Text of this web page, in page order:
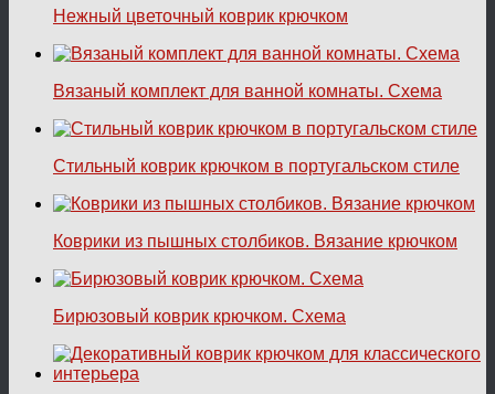
Нежный цветочный коврик крючком
Вязаный комплект для ванной комнаты. Схема
Стильный коврик крючком в португальском стиле
Коврики из пышных столбиков. Вязание крючком
Бирюзовый коврик крючком. Схема